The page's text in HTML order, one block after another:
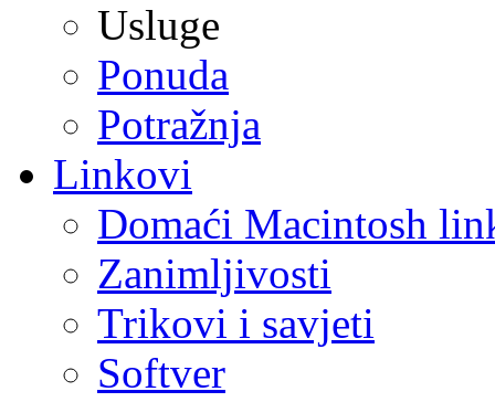
Usluge
Ponuda
Potražnja
Linkovi
Domaći Macintosh
Zanimljivosti
Trikovi i savjeti
Softver